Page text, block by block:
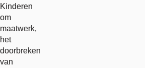
Kinderen
om
maatwerk,
het
doorbreken
van